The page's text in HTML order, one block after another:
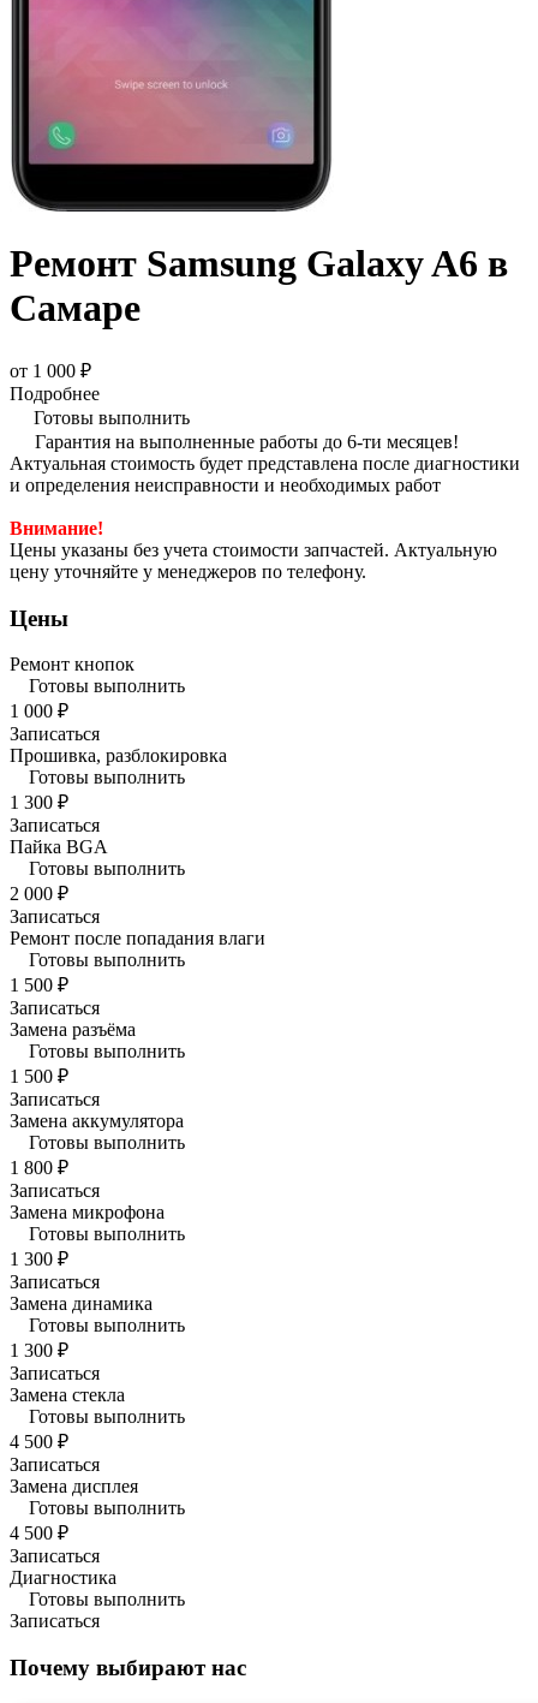
Ремонт Samsung Galaxy A6 в
Самаре
от 1 000 ₽
Подробнее
Готовы выполнить
Гарантия на выполненные работы до 6-ти месяцев!
Актуальная стоимость будет представлена после диагностики
и определения неисправности и необходимых работ
Внимание!
Цены указаны без учета стоимости запчастей. Актуальную
цену уточняйте у менеджеров по телефону.
Цены
Ремонт кнопок
Готовы выполнить
1 000 ₽
Записаться
Прошивка, разблокировка
Готовы выполнить
1 300 ₽
Записаться
Пайка BGA
Готовы выполнить
2 000 ₽
Записаться
Ремонт после попадания влаги
Готовы выполнить
1 500 ₽
Записаться
Замена разъёма
Готовы выполнить
1 500 ₽
Записаться
Замена аккумулятора
Готовы выполнить
1 800 ₽
Записаться
Замена микрофона
Готовы выполнить
1 300 ₽
Записаться
Замена динамика
Готовы выполнить
1 300 ₽
Записаться
Замена стекла
Готовы выполнить
4 500 ₽
Записаться
Замена дисплея
Готовы выполнить
4 500 ₽
Записаться
Диагностика
Готовы выполнить
Записаться
Почему выбирают нас